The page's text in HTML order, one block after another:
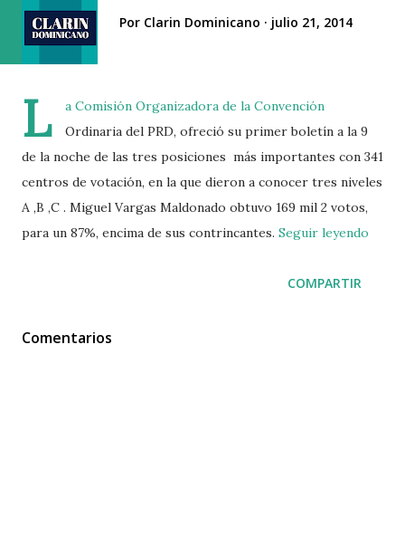
Por Clarin Dominicano julio 21, 2014
L
a Comisión Organizadora de la Convención
Ordinaria del PRD, ofreció su primer boletín a la 9
de la noche de las tres posiciones más importantes con 341
centros de votación, en la que dieron a conocer tres niveles
A ,B ,C . Miguel Vargas Maldonado obtuvo 169 mil 2 votos,
para un 87%, encima de sus contrincantes. Seguir leyendo
COMPARTIR
Comentarios